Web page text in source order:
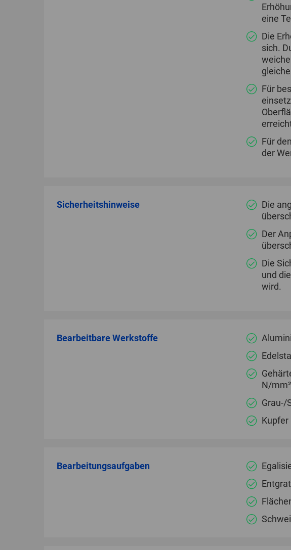
eine
Die
sich.
Für
Für
der
Sicherheitshinweise
Die
Der
Die
und
wird.
Bearbeitbare Werkstoffe
N/
Grau-/
Kupfer
Bearbeitungsaufgaben